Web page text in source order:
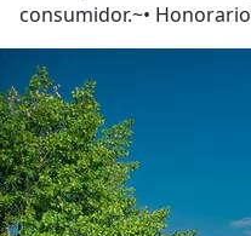
consumidor.~•